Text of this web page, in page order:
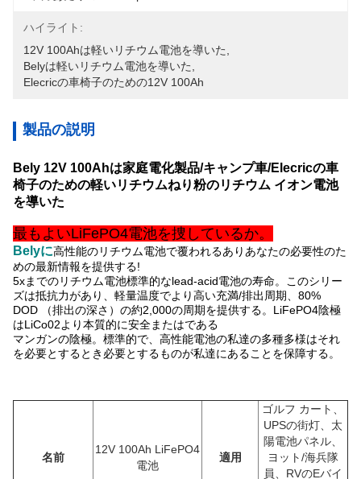
ハイライト:
12V 100Ahは軽いリチウム電池を導いた
Belyは軽いリチウム電池を導いた
Elecricの車椅子のための12V 100Ah
製品の説明
Bely 12V 100Ahは家庭電化製品/キャンプ車/Elecricの車
椅子のための軽いリチウムねり粉のリチウム イオン電池
を導いた
最もよいLiFePO4電池を捜しているか。
Belyに高性能のリチウム電池で覆われるありあなたの必要性のた
めの最新情報を提供する!
5xまでのリチウム電池標準的なlead-acid電池の寿命。このシリー
ズは抵抗力があり、軽量温度でより高い充満/排出周期、80%
DOD （排出の深さ）の約2,000の周期を提供する。LiFePO4陰極
はLiCo02より本質的に安全またはである
マンガンの陰極。標準的で、高性能電池の私達の多種多様はそれ
を必要とするとき必要とするものが私達にあることを保障する。
名前
12V 100Ah LiFePO4
電池
適用
ゴルフ カート、
UPSの街灯、太
陽電池パネル、
ヨット/海兵隊
員、RVのEバイ